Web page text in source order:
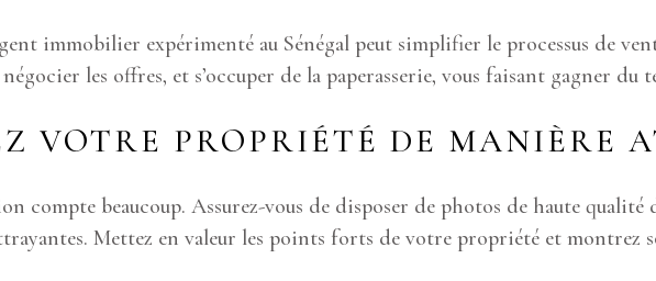
immobilier expérimenté au Sénégal peut simplifier le processus de
les offres, et s’occuper de la paperasserie, vous faisant gagner du
VOTRE PROPRIÉTÉ DE MANIÈRE
compte beaucoup. Assurez-vous de disposer de photos de haute
Mettez en valeur les points forts de votre propriété et montrez